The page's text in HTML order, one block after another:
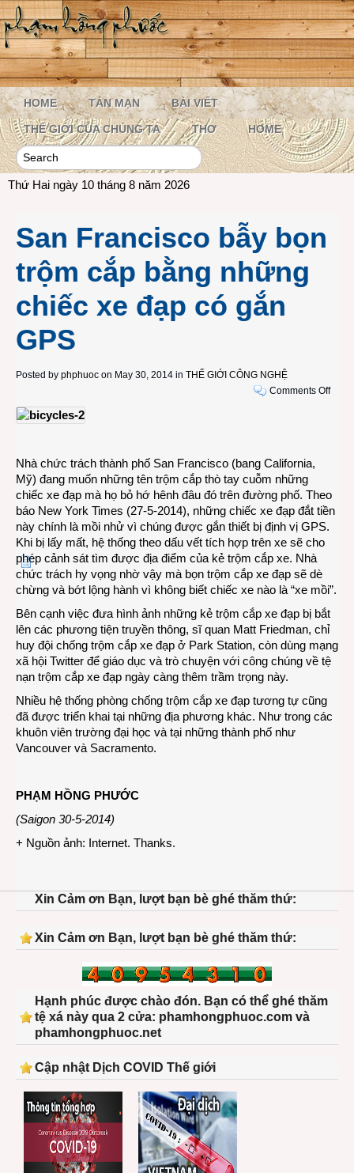
HOME TẢN MẠN BÀI VIẾT
THẾ GIỚI CỦA CHÚNG TA THƠ HOME
Thứ Hai ngày 10 tháng 8 năm 2026
San Francisco bẫy bọn
trộm cắp bằng những
chiếc xe đạp có gắn
GPS
Posted by phphuoc on May 30, 2014 in THẾ GIỚI CÔNG NGHỆ
Comments Offon
bằng
gắn
GPS
Nhà chức trách thành phố San Francisco (bang California,
Mỹ) đang muốn những tên trộm cắp thò tay cuỗm những
chiếc xe đạp mà họ bỏ hớ hênh đâu đó trên đường phố. Theo
báo New York Times (27-5-2014), những chiếc xe đạp đắt tiền
này chính là mồi nhử vì chúng được gắn thiết bị định vị GPS.
Khi bị lấy mất, hệ thống theo dấu vết tích hợp trên xe sẽ cho
phép cảnh sát tìm được địa điểm của kẻ trộm cắp xe. Nhà
chức trách hy vọng nhờ vậy mà bọn trộm cắp xe đạp sẽ dè
chừng và bớt lộng hành vì không biết chiếc xe nào là “xe mồi”.
Bên cạnh việc đưa hình ảnh những kẻ trộm cắp xe đạp bị bắt
lên các phương tiện truyền thông, sĩ quan Matt Friedman, chỉ
huy đội chống trộm cắp xe đạp ở Park Station, còn dùng mạng
xã hội Twitter để giáo dục và trò chuyện với công chúng về tệ
nạn trộm cắp xe đạp ngày càng thêm trầm trọng này.
Nhiều hệ thống phòng chống trộm cắp xe đạp tương tự cũng
đã được triển khai tại những địa phương khác. Như trong các
khuôn viên trường đại học và tại những thành phố như
Vancouver và Sacramento.
PHẠM HỒNG PHƯỚC
(Saigon 30-5-2014)
+ Nguồn ảnh: Internet. Thanks.
Xin Cảm ơn Bạn, lượt bạn bè ghé thăm thứ:
Xin Cảm ơn Bạn, lượt bạn bè ghé thăm thứ:
Hạnh phúc được chào đón. Bạn có thể ghé thăm
tệ xá này qua 2 cửa: phamhongphuoc.com và
phamhongphuoc.net
Cập nhật Dịch COVID Thế giới